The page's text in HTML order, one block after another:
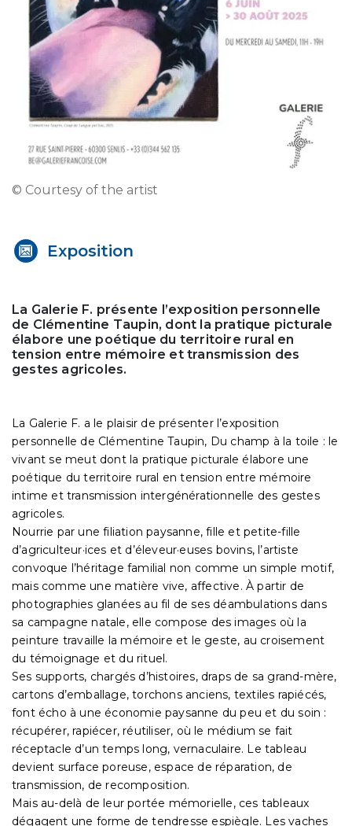
© Courtesy of the artist
Exposition
La Galerie F. présente l’exposition personnelle
de Clémentine Taupin, dont la pratique picturale
élabore une poétique du territoire rural en
tension entre mémoire et transmission des
gestes agricoles.
La Galerie F. a le plaisir de présenter l’exposition
personnelle de Clémentine Taupin, Du champ à la toile : le
vivant se meut dont la pratique picturale élabore une
poétique du territoire rural en tension entre mémoire
intime et transmission intergénérationnelle des gestes
agricoles.
Nourrie par une filiation paysanne, fille et petite-fille
d’agriculteur·ices et d’éleveur·euses bovins, l’artiste
convoque l’héritage familial non comme un simple motif,
mais comme une matière vive, affective. À partir de
photographies glanées au fil de ses déambulations dans
sa campagne natale, elle compose des images où la
peinture travaille la mémoire et le geste, au croisement
du témoignage et du rituel.
Ses supports, chargés d’histoires, draps de sa grand-mère,
cartons d’emballage, torchons anciens, textiles rapiécés,
font écho à une économie paysanne du peu et du soin :
récupérer, rapiécer, réutiliser, où le médium se fait
réceptacle d’un temps long, vernaculaire. Le tableau
devient surface poreuse, espace de réparation, de
transmission, de recomposition.
Mais au-delà de leur portée mémorielle, ces tableaux
dégagent une forme de tendresse espiègle. Les vaches